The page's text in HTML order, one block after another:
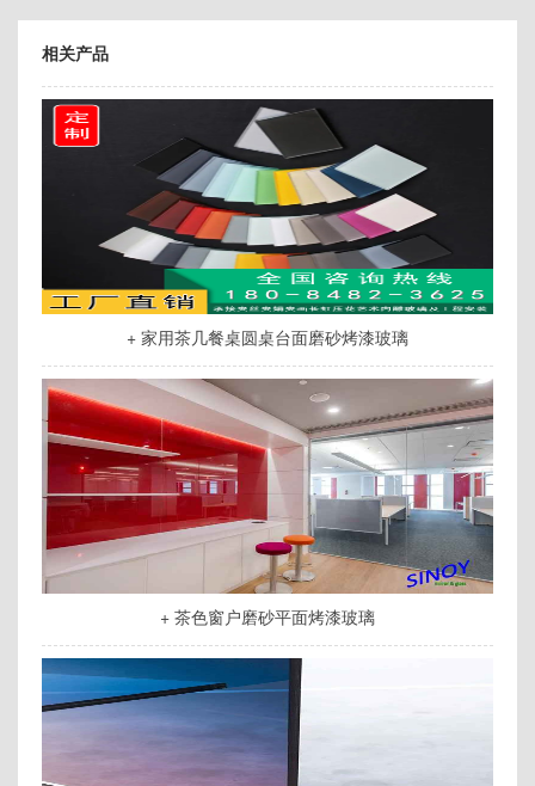
相关产品
+ 家用茶几餐桌圆桌台面磨砂烤漆玻璃
+ 茶色窗户磨砂平面烤漆玻璃